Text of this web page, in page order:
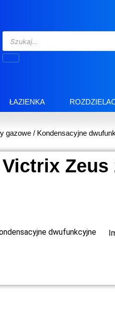
ŁAZIENKA
gazowe / Kondensacyjne
Zeus
dwufunkcyjne